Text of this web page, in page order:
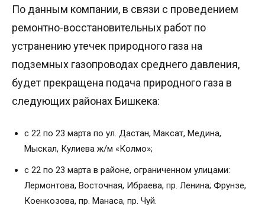
По данным компании, в связи с проведением
ремонтно-восстановительных работ по
устранению утечек природного газа на
подземных газопроводах среднего давления,
будет прекращена подача природного газа в
следующих районах Бишкека:
с 22 по 23 марта по ул. Дастан, Максат, Медина,
Мыскал, Кулиева ж/м «Колмо»;
с 22 по 23 марта в районе, ограниченном улицами:
Лермонтова, Восточная, Ибраева, пр. Ленина; Фрунзе,
Коенкозова, пр. Манаса, пр. Чуй.